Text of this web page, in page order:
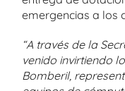
emergencias a los
“A través de la
venido invirtiendo
Bomberil,